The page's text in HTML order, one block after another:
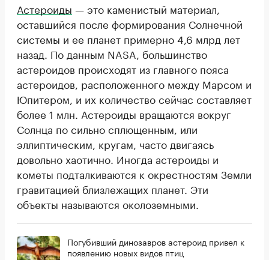
Астероиды — это каменистый материал,
оставшийся после формирования Солнечной
системы и ее планет примерно 4,6 млрд лет
назад. По данным NASA, большинство
астероидов происходят из главного пояса
астероидов, расположенного между Марсом и
Юпитером, и их количество сейчас составляет
более 1 млн. Астероиды вращаются вокруг
Солнца по сильно сплющенным, или
эллиптическим, кругам, часто двигаясь
довольно хаотично. Иногда астероиды и
кометы подталкиваются к окрестностям Земли
гравитацией близлежащих планет. Эти
объекты называются околоземными.
Погубивший динозавров астероид привел к
появлению новых видов птиц